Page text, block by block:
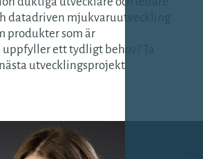
datadriven mjukvaruutveckling
produkter som är
ett tydligt behov? Ta
utvecklingsprojekt.